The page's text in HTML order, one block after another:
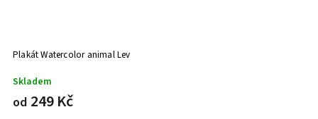
Plakát Watercolor animal Lev
Skladem
od 249 Kč